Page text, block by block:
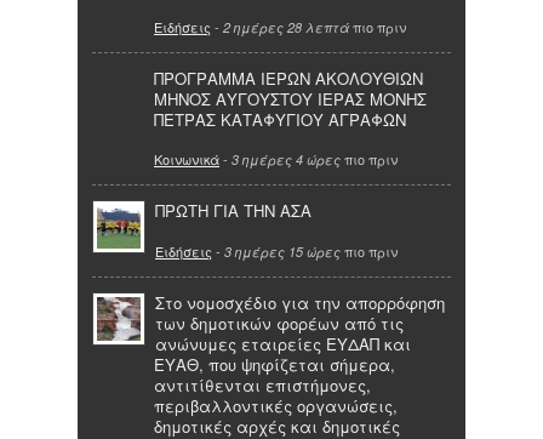
Ειδήσεις - 2 ημέρες 28 λεπτά πιο πριν
ΠΡΟΓΡΑΜΜΑ ΙΕΡΩΝ ΑΚΟΛΟΥΘΙΩΝ
ΜΗΝΟΣ ΑΥΓΟΥΣΤΟΥ ΙΕΡΑΣ ΜΟΝΗΣ
ΠΕΤΡΑΣ ΚΑΤΑΦΥΓΙΟΥ ΑΓΡΑΦΩΝ
Κοινωνικά- 3 ημέρες 4 ώρες πιο πριν
ΠΡΩΤΗ ΓΙΑ ΤΗΝ ΑΣΑ
Ειδήσεις - 3 ημέρες 15 ώρες πιο πριν
Στο νομοσχέδιο για την απορρόφηση
των δημοτικών φορέων από τις
ανώνυμες εταιρείες ΕΥΔΑΠ και
ΕΥΑΘ, που ψηφίζεται σήμερα,
αντιτίθενται επιστήμονες,
περιβαλλοντικές οργανώσεις,
δημοτικές αρχές και δημοτικές